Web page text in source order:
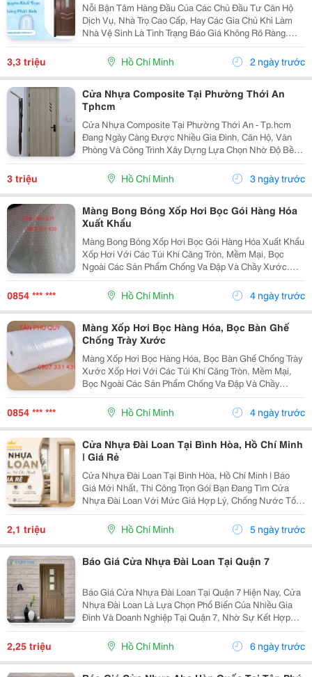
Nỗi Bận Tâm Hàng Đầu Của Các Chủ Đầu Tư Căn Hộ
Dịch Vụ, Nhà Trọ Cao Cấp, Hay Các Gia Chủ Khi Làm
Nhà Vệ Sinh Là Tình Trạng Báo Giá Không Rõ Ràng.
Nhiều Đơn Vị Ban Đầu Báo Giá Cánh Cửa Nhựa Đài
Loan Rất Rẻ Để Thu Hút Khách Hàng, Nhưng Khi Quyết
3,3 triệu Hồ Chí Minh 2 ngày trước
Cửa Nhựa Composite Tại Phường Thới An
Tphcm
Cửa Nhựa Composite Tại Phường Thới An - Tp.hcm
Đang Ngày Càng Được Nhiều Gia Đình, Căn Hộ, Văn
Phòng Và Công Trình Xây Dựng Lựa Chọn Nhờ Độ Bền
Cao, Khả Năng Chống Nước Tuyệt Đối Và Mẫu Mã Hiện
Đại. Với Thiết Kế Đa Dạng, Màu Sắc Vân Gỗ Sang
Trọng...
3 triệu Hồ Chí Minh 3 ngày trước
Màng Bong Bóng Xốp Hơi Bọc Gói Hàng Hóa
Xuất Khẩu
Màng Bong Bóng Xốp Hơi Bọc Gói Hàng Hóa Xuất Khẩu
Xốp Hơi Với Các Túi Khí Căng Tròn, Mềm Mại, Bọc
Ngoài Các Sản Phẩm Chống Va Đập Và Chầy Xước.
Sản Phẩm Được Ứng Dụng Trong Công Nghiệp Sản
Xuất Linh Kiện, Phụ Tùng Và Xuất Nhập Khẩu Thủ Công
0854 *** *** Hồ Chí Minh 4 ngày trước
Màng Xốp Hơi Bọc Hàng Hóa, Bọc Bàn Ghế
Chống Trày Xước
Màng Xốp Hơi Bọc Hàng Hóa, Bọc Bàn Ghế Chống Trày
Xước Xốp Hơi Với Các Túi Khí Căng Tròn, Mềm Mại,
Bọc Ngoài Các Sản Phẩm Chống Va Đập Và Chầy
Xước. Sản Phẩm Được Ứng Dụng Trong Công Nghiệp
Sản Xuất Linh Kiện, Phụ Tùng Và Xuất Nhập Khẩu Thủ
0854 *** *** Hồ Chí Minh 4 ngày trước
Cửa Nhựa Đài Loan Tại Bình Hòa, Hồ Chí Minh
| Giá Rẻ
Cửa Nhựa Đài Loan Tại Bình Hòa, Hồ Chí Minh | Báo
Giá Mới Nhất, Thi Công Trọn Gói Bạn Đang Tìm Cửa
Nhựa Đài Loan Với Mức Giá Hợp Lý, Chống Nước Tốt
Và Bền Đẹp Theo Thời Gian Tại Bình Hòa, Hồ Chí Minh?
Đây Là Dòng Cửa Được Nhiều Gia Đình, Chủ Đầu Tư...
2,1 triệu Hồ Chí Minh 5 ngày trước
Báo Giá Cửa Nhựa Đài Loan Tại Quận 7
Báo Giá Cửa Nhựa Đài Loan Tại Quận 7 Hiện Nay, Cửa
Nhựa Đài Loan Là Lựa Chọn Phổ Biến Của Nhiều Gia
Đình Và Doanh Nghiệp Tại Quận 7, Nhờ Sự Kết Hợp
Hoàn Hảo Giữa Thiết Kế Hiện Đại, Độ Bền Cao Và Giá
Cả Phải Chăng. Với Mẫu Mã Đa Dạng, Màu Sắc
Phong...
2,25 triệu Hồ Chí Minh 6 ngày trước